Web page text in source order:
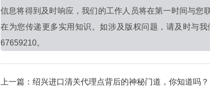
信息将得到及时响应，我们的工作人员将在第一时间与您
在为您传递更多实用知识。如涉及版权问题，请及时与
67659210。
上一篇：绍兴进口清关代理点背后的神秘门道，你知道吗？